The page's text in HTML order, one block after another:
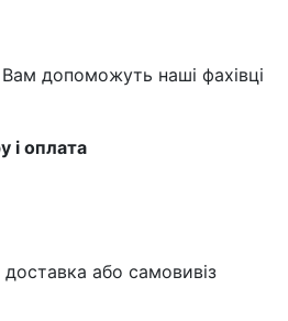
допоможуть наші фахівці
і оплата
або самовивіз